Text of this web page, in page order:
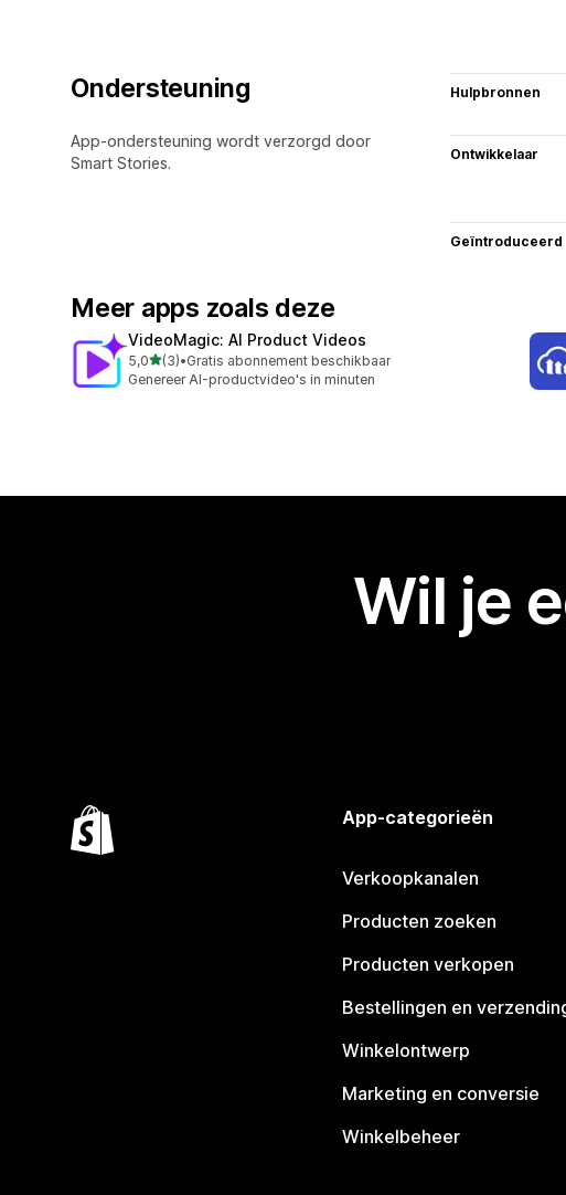
Ondersteuning
App-ondersteuning wordt verzorgd door
Smart Stories.
Hulpbronnen
Ontwikkelaar
Geïntroduceerd
Meer apps zoals deze
VideoMagic: AI Product Videos
5,0van 5 sterren
(3)
3 recensies in totaal
•Gratis abonnement beschikbaar
Genereer AI-productvideo's in minuten
Wil je
App-categorieën
Verkoopkanalen
Producten zoeken
Producten verkopen
Bestellingen en
Winkelontwerp
Marketing en conversie
Winkelbeheer